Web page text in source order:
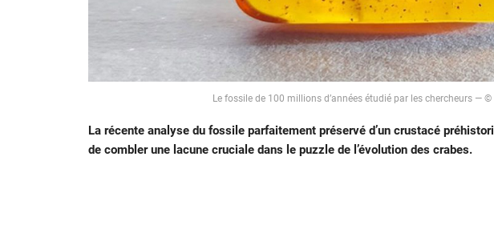
Le fossile de 100 millions d’années étudié par les chercheurs —
La récente analyse du fossile parfaitement préservé d’un crustacé
de combler une lacune cruciale dans le puzzle de l’évolution des crabes.